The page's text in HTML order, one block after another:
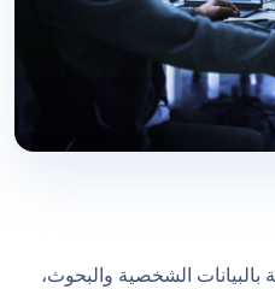
بالبيانات الشخصية والبحوث،